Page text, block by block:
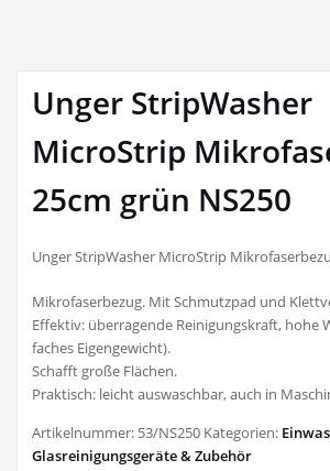
Unger StripWasher
MicroStrip
25cm grün NS250
Unger StripWasher MicroStrip
Mikrofaserbezug. Mit Schmutzpad und
Effektiv: überragende Reinigungskraft, hohe
faches Eigengewicht).
Schafft große Flächen.
Praktisch: leicht auswaschbar, auch in
Artikelnummer: 53/NS250 Kategorien:
Glasreinigungsgeräte & Zubehör